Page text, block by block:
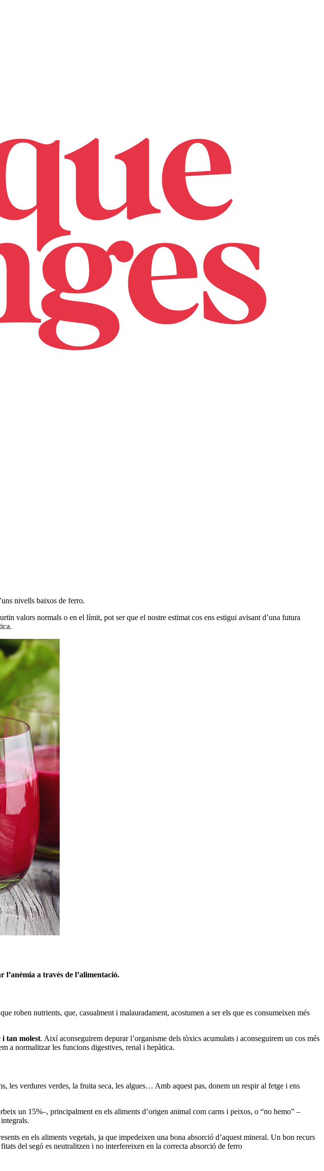
nivells baixos de ferro.
valors normals o en el límit, pot ser que el nostre estimat cos ens estigui avisant d’una futura
l’anèmia a través de l’alimentació.
roben nutrients, que, casualment i malauradament, acostumen a ser els que es consumeixen més
i tan molest. Així aconseguirem depurar l’organisme dels tòxics acumulats i aconseguirem un cos més
a normalitzar les funcions digestives, renal i hepàtica.
les verdures verdes, la fruita seca, les algues… Amb aquest pas, donem un respir al fetge i ens
un 15%–, principalment en els aliments d’origen animal com carns i peixos, o “no hemo” –
en els aliments vegetals, ja que impedeixen una bona absorció d’aquest mineral. Un bon recurs
del segó es neutralitzen i no interfereixen en la correcta absorció de ferro